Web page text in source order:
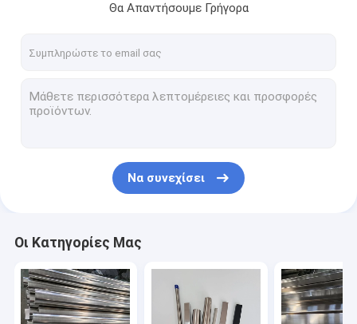
Θα Απαντήσουμε Γρήγορα
Να συνεχίσει
Οι Κατηγορίες Μας